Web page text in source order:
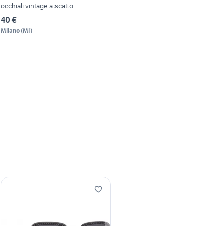
occhiali vintage a scatto
40 €
Milano(MI)